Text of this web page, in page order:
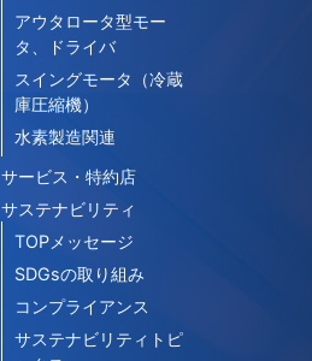
アウタロータ型モー
タ、ドライバ
スイングモータ（冷蔵
庫圧縮機）
水素製造関連
サービス・特約店
サステナビリティ
TOPメッセージ
SDGsの取り組み
コンプライアンス
サステナビリティトピ